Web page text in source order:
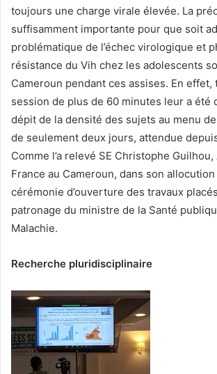
toujours une charge virale élevée. La
suffisamment importante pour que soit
problématique de l’échec virologique et
résistance du Vih chez les adolescents
Cameroun pendant ces assises. En effet,
session de plus de 60 minutes leur a été
dépit de la densité des sujets au menu
de seulement deux jours, attendue
Comme l’a relevé SE Christophe
France au Cameroun, dans son
cérémonie d’ouverture des travaux
patronage du ministre de la Santé
Malachie.
Recherche pluridisciplinaire